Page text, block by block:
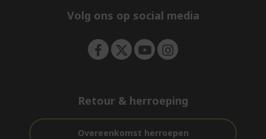
e
Volg ons op social media
Retour & herroeping
Overeenkomst herroepen